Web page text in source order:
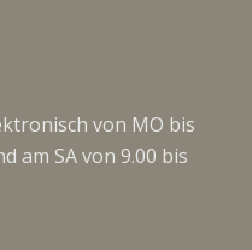
von MO bis
am SA von 9.00 bis